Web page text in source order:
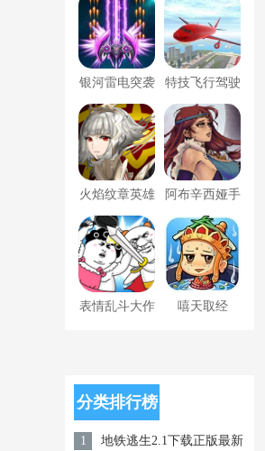
银河雷电突袭
战机游戏安卓
版2.002
特技飞行驾驶
模拟游戏安卓
版v1.0.1
火焰纹章英雄
国际服
阿布辛西娅手
机版下载
表情乱斗大作 嘻天取经
分类排行榜
1 地铁逃生2.1下载正版最新